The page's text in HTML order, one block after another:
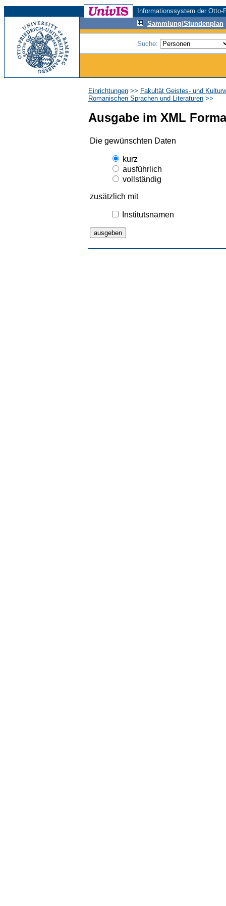
Informationssystem der
Sammlung/Stundenplan
Suche:
Einrichtungen >> Fakultät Geistes- und
Romanischen Sprachen und Literaturen >>
Ausgabe im XML
Die gewünschten Daten
kurz
ausführlich
vollständig
zusätzlich mit
Institutsnamen